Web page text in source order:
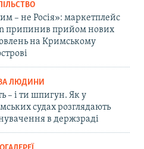
– не Росія»: маркетплейс
припинив прийом нових
на Кримському
ЛЮДИНИ
– і ти шпигун. Як у
судах розглядають
в держзраді